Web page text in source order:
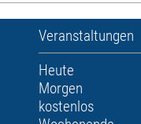
Veranstaltungen
Heute
Morgen
kostenlos